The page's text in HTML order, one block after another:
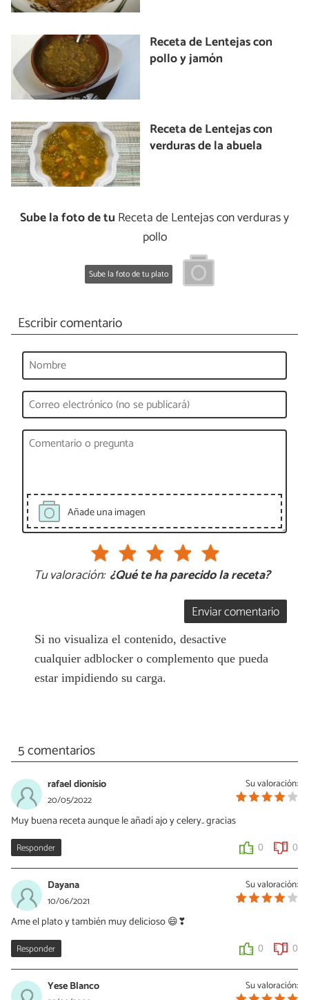
Receta de Lentejas con
pollo y jamón
Receta de Lentejas con
verduras de la abuela
Sube la foto de tu Receta de Lentejas con verduras y
pollo
Sube la foto de tu plato
Escribir comentario
Añade una imagen
Tu valoración: ¿Qué te ha parecido la receta?
Enviar comentario
Si no visualiza el contenido, desactive
cualquier adblocker o complemento que pueda
estar impidiendo su carga.
5 comentarios
Su valoración:
rafael dionisio
20/05/2022
Muy buena receta aunque le añadí ajo y celery.. gracias
Responder 0 0
Su valoración:
Dayana
10/06/2021
Ame el plato y también muy delicioso 😄❣
Responder 0 0
Su valoración:
Yese Blanco